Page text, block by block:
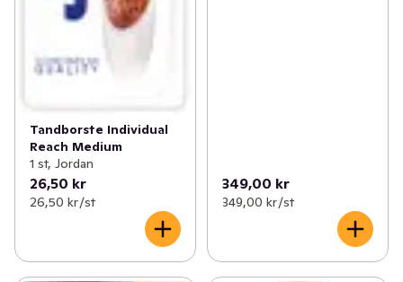
Tandborste Individual
Reach Medium
1 st, Jordan
26,50 kr
26,50 kr /st
349,00 kr
349,00 kr /st